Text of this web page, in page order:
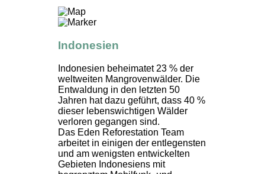
Indonesien
Indonesien beheimatet 23 % der
weltweiten Mangrovenwälder. Die
Entwaldung in den letzten 50
Jahren hat dazu geführt, dass 40 %
dieser lebenswichtigen Wälder
verloren gegangen sind.
Das Eden Reforestation Team
arbeitet in einigen der entlegensten
und am wenigsten entwickelten
Gebieten Indonesiens mit